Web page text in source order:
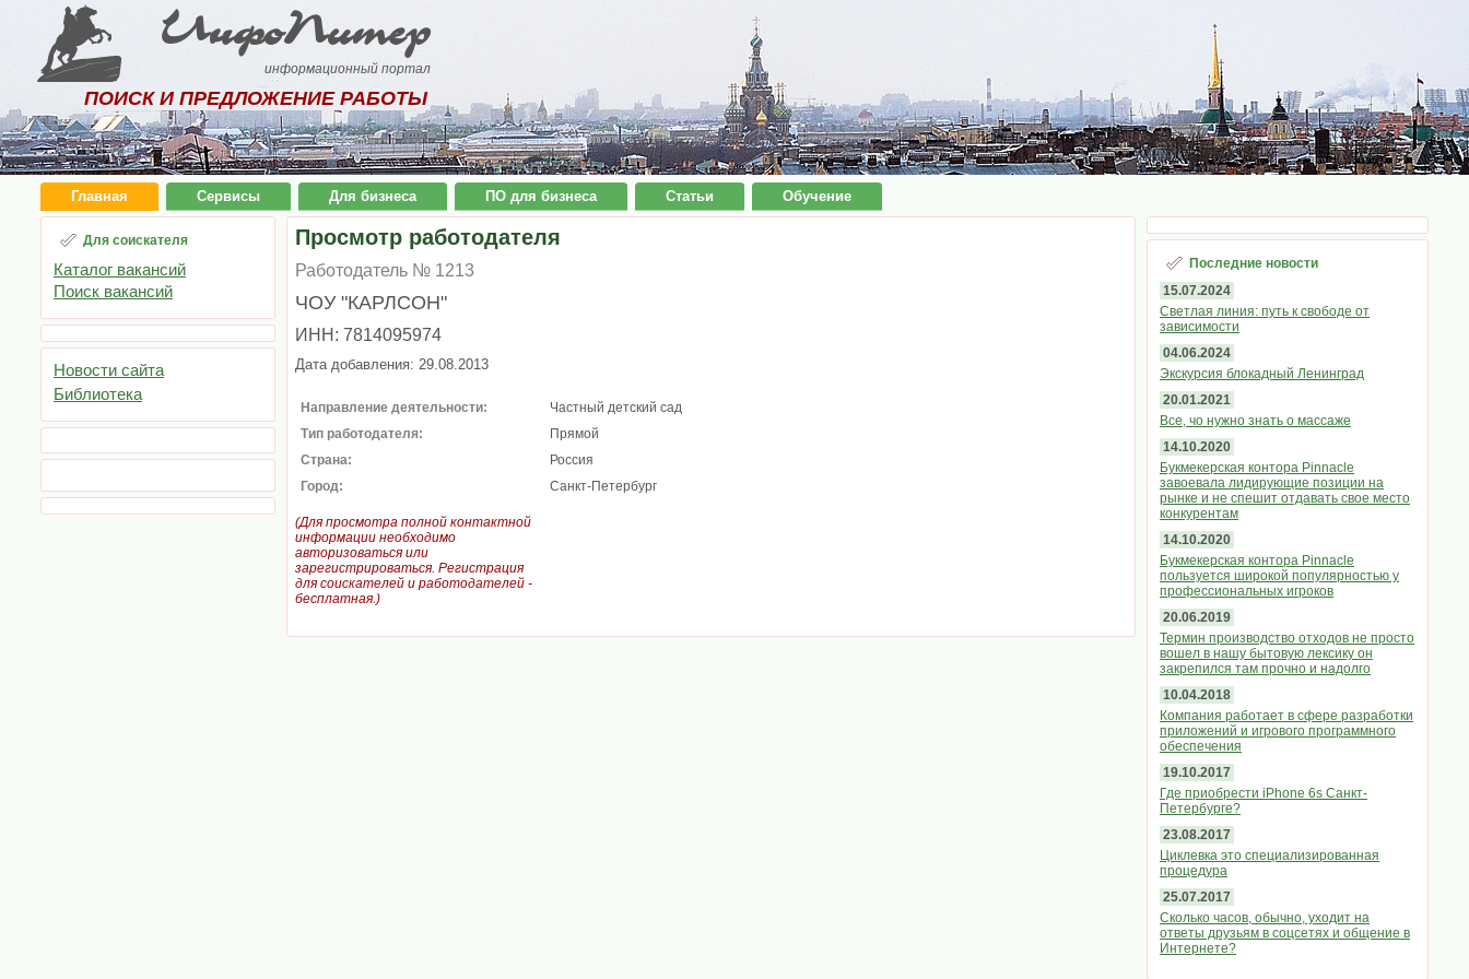
ИнфоПитер
информационный портал
ПОИСК И ПРЕДЛОЖЕНИЕ РАБОТЫ
Главная Сервисы Для бизнеса ПО для бизнеса Статьи Обучение
Для соискателя
Каталог вакансий
Поиск вакансий
Новости сайта
Библиотека
Просмотр работодателя
Работодатель № 1213
ЧОУ "КАРЛСОН"
ИНН: 7814095974
Дата добавления: 29.08.2013
Направление деятельности:
Частный детский сад
Тип работодателя:
Прямой
Страна:
Россия
Город:
Санкт-Петербург
(Для просмотра полной контактной
информации необходимо
авторизоваться или
зарегистрироваться. Регистрация
для соискателей и работодателей -
бесплатная.)
Последние новости
15.07.2024
Светлая линия: путь к свободе от
зависимости
04.06.2024
Экскурсия блокадный Ленинград
20.01.2021
Все, чо нужно знать о массаже
14.10.2020
Букмекерская контора Pinnacle
завоевала лидирующие позиции на
рынке и не спешит отдавать свое место
конкурентам
14.10.2020
Букмекерская контора Pinnacle
пользуется широкой популярностью у
профессиональных игроков
20.06.2019
Термин производство отходов не просто
вошел в нашу бытовую лексику он
закрепился там прочно и надолго
10.04.2018
Компания работает в сфере разработки
приложений и игрового программного
обеспечения
19.10.2017
Где приобрести iPhone 6s Санкт-
Петербурге?
23.08.2017
Циклевка это специализированная
процедура
25.07.2017
Сколько часов, обычно, уходит на
ответы друзьям в соцсетях и общение в
Интернете?